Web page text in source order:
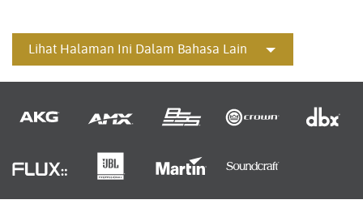
Lihat Halaman Ini Dalam Bahasa Lain